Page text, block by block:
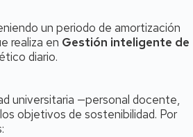
un periodo de amortización
realiza en Gestión inteligente de
diario.
universitaria —personal docente,
objetivos de sostenibilidad. Por